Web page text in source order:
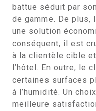
battue séduit par
de gamme. De plus,
une solution
conséquent, il est
à la clientèle cible
l’hôtel. En outre, le
certaines surfaces
à l’humidité. Un
meilleure